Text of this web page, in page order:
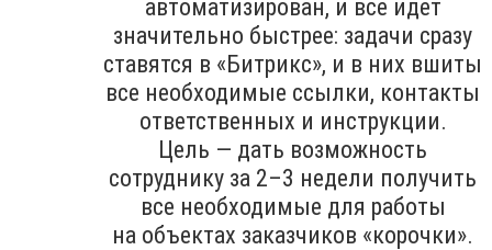
автоматизирован, и все идет
значительно быстрее: задачи сразу
ставятся в «Битрикс», и в них вшиты
все необходимые ссылки, контакты
ответственных и инструкции.
Цель — дать возможность
сотруднику за 2–3 недели получить
все необходимые для работы
на объектах заказчиков «корочки».